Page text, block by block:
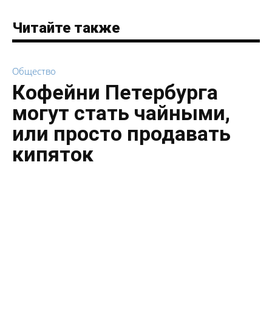
Читайте также
Общество
Кофейни Петербурга
могут стать чайными,
или просто продавать
кипяток